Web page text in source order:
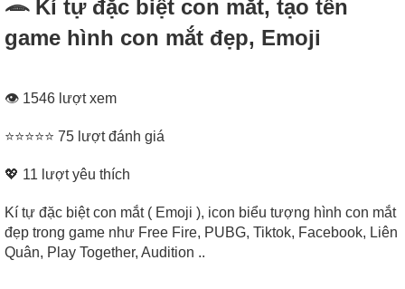
𓂎 Kí tự đặc biệt con mắt, tạo tên
game hình con mắt đẹp, Emoji
👁 1546 lượt xem
⭐⭐⭐⭐⭐ 75 lượt đánh giá
💖 11 lượt yêu thích
Kí tự đặc biệt con mắt ( Emoji ), icon biểu tượng hình con mắt
đẹp trong game như Free Fire, PUBG, Tiktok, Facebook, Liên
Quân, Play Together, Audition ..